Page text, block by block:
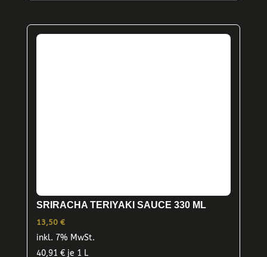
SRIRACHA TERIYAKI SAUCE 330 ML
13,50 €
inkl. 7% MwSt.
40,91 €je 1 L